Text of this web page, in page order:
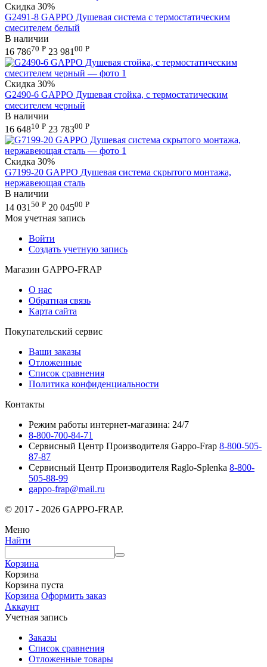
Скидка 30%
G2491-8 GAPPO Душевая система с термостатическим
смесителем белый
В наличии
16 78670 Р 23 981 00 Р
Скидка 30%
G2490-6 GAPPO Душевая стойка, с термостатическим
смесителем черный
В наличии
16 64810 Р 23 78300 Р
Скидка 30%
G7199-20 GAPPO Душевая система скрытого монтажа,
нержавеющая сталь
В наличии
14 031 50 Р 20 04500 Р
Моя учетная запись
Войти
Создать учетную запись
Магазин GAPPO-FRAP
О нас
Обратная связь
Карта сайта
Покупательский сервис
Ваши заказы
Отложенные
Список сравнения
Политика конфиденциальности
Контакты
Режим работы интернет-магазина: 24/7
8-800-700-84-71
Сервисный Центр Производителя Gappo-Frap 8-800-505-
87-87
Сервисный Центр Производителя Raglo-Splenka 8-800-
505-88-99
gappo-frap@mail.ru
© 2017 - 2026 GAPPO-FRAP.
Меню
Найти
Корзина
Корзина
Корзина пуста
Корзина Оформить заказ
Аккаунт
Учетная запись
Заказы
Список сравнения
Отложенные товары